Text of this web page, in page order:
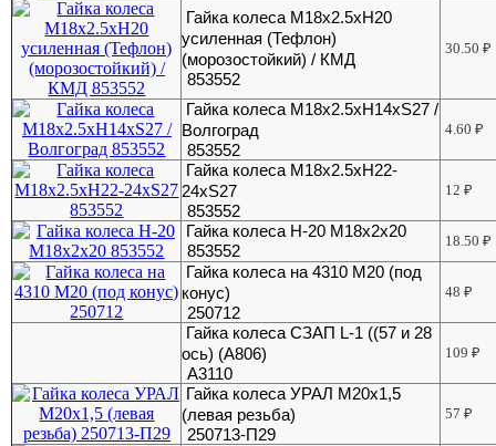
Гайка колеса М18х2.5хH20
усиленная (Тефлон)
(морозостойкий) / КМД
853552
30.50₽
Гайка колеса М18х2.5хН14хS27 /
Волгоград
853552
4.60₽
Гайка колеса М18х2.5хН22-
24хS27
853552
12₽
Гайка колеса Н-20 М18х2х20
853552
18.50₽
Гайка колеса на 4310 М20 (под
конус)
250712
48₽
Гайка колеса СЗАП L-1 ((57 и 28
ось) (А806)
А3110
109₽
Гайка колеса УРАЛ М20х1,5
(левая резьба)
250713-П29
57₽